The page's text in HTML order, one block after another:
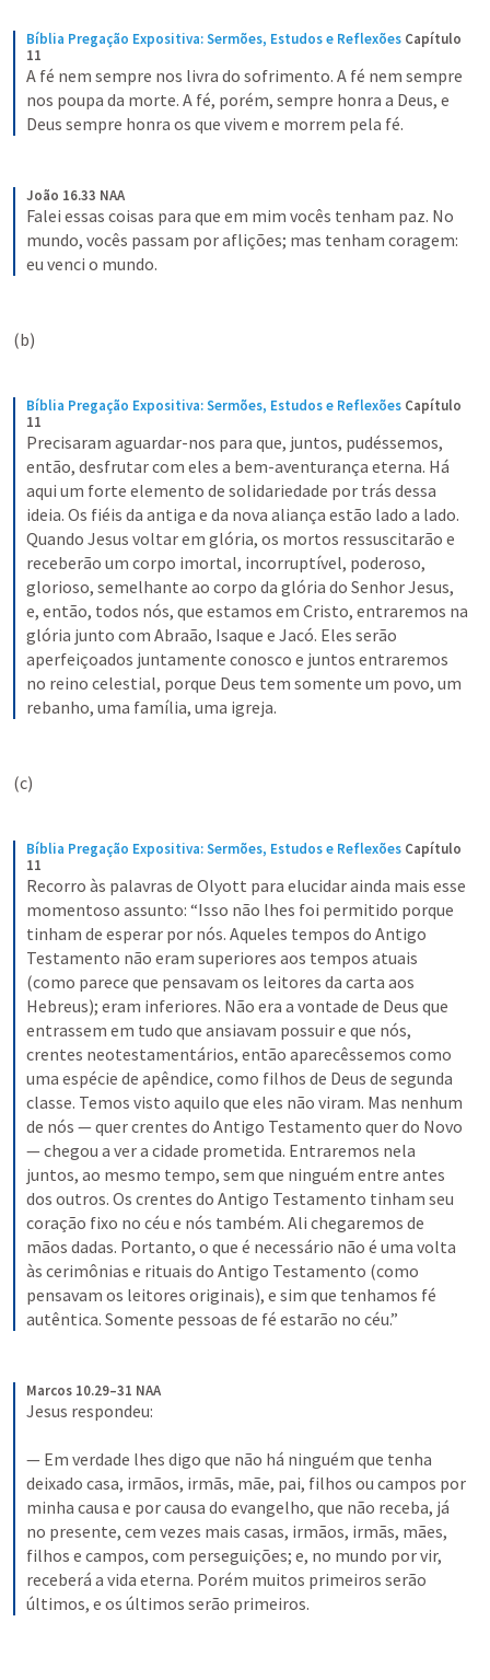
Bíblia Pregação Expositiva: Sermões, Estudos e Reflexões Capítulo
11
A fé nem sempre nos livra do sofrimento. A fé nem sempre
nos poupa da morte. A fé, porém, sempre honra a Deus, e
Deus sempre honra os que vivem e morrem pela fé.
João 16.33 NAA
Falei essas coisas para que em mim vocês tenham paz. No
mundo, vocês passam por aflições; mas tenham coragem:
eu venci o mundo.
(b)
Bíblia Pregação Expositiva: Sermões, Estudos e Reflexões Capítulo
11
Precisaram aguardar-nos para que, juntos, pudéssemos,
então, desfrutar com eles a bem-aventurança eterna. Há
aqui um forte elemento de solidariedade por trás dessa
ideia. Os fiéis da antiga e da nova aliança estão lado a lado.
Quando Jesus voltar em glória, os mortos ressuscitarão e
receberão um corpo imortal, incorruptível, poderoso,
glorioso, semelhante ao corpo da glória do Senhor Jesus,
e, então, todos nós, que estamos em Cristo, entraremos na
glória junto com Abraão, Isaque e Jacó. Eles serão
aperfeiçoados juntamente conosco e juntos entraremos
no reino celestial, porque Deus tem somente um povo, um
rebanho, uma família, uma igreja.
(c)
Bíblia Pregação Expositiva: Sermões, Estudos e Reflexões Capítulo
11
Recorro às palavras de Olyott para elucidar ainda mais esse
momentoso assunto: “Isso não lhes foi permitido porque
tinham de esperar por nós. Aqueles tempos do Antigo
Testamento não eram superiores aos tempos atuais
(como parece que pensavam os leitores da carta aos
Hebreus); eram inferiores. Não era a vontade de Deus que
entrassem em tudo que ansiavam possuir e que nós,
crentes neotestamentários, então aparecêssemos como
uma espécie de apêndice, como filhos de Deus de segunda
classe. Temos visto aquilo que eles não viram. Mas nenhum
de nós — quer crentes do Antigo Testamento quer do Novo
— chegou a ver a cidade prometida. Entraremos nela
juntos, ao mesmo tempo, sem que ninguém entre antes
dos outros. Os crentes do Antigo Testamento tinham seu
coração fixo no céu e nós também. Ali chegaremos de
mãos dadas. Portanto, o que é necessário não é uma volta
às cerimônias e rituais do Antigo Testamento (como
pensavam os leitores originais), e sim que tenhamos fé
autêntica. Somente pessoas de fé estarão no céu.”
Marcos 10.29–31 NAA
Jesus respondeu:
— Em verdade lhes digo que não há ninguém que tenha
deixado casa, irmãos, irmãs, mãe, pai, filhos ou campos por
minha causa e por causa do evangelho, que não receba, já
no presente, cem vezes mais casas, irmãos, irmãs, mães,
filhos e campos, com perseguições; e, no mundo por vir,
receberá a vida eterna. Porém muitos primeiros serão
últimos, e os últimos serão primeiros.